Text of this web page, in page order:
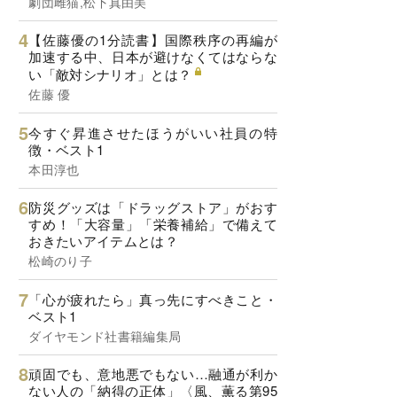
【佐藤優の1分読書】国際秩序の再編が
加速する中、日本が避けなくてはならな
い「敵対シナリオ」とは？
佐藤 優
今すぐ昇進させたほうがいい社員の特
徴・ベスト1
本田淳也
防災グッズは「ドラッグストア」がおす
すめ！「大容量」「栄養補給」で備えて
おきたいアイテムとは？
松崎のり子
「心が疲れたら」真っ先にすべきこと・
ベスト1
ダイヤモンド社書籍編集局
頑固でも、意地悪でもない…融通が利か
ない人の「納得の正体」〈風、薫る第95